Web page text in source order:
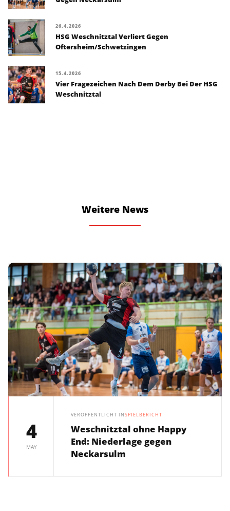
26.4.2026
HSG Weschnitztal Verliert Gegen
Oftersheim/Schwetzingen
15.4.2026
Vier Fragezeichen Nach Dem Derby Bei Der HSG
Weschnitztal
Weitere News
4
MAY
VERÖFFENTLICHT INSPIELBERICHT
Weschnitztal ohne Happy
End: Niederlage gegen
Neckarsulm